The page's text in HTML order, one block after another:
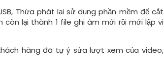
Thừa phát lại sử dụng phần mềm để cắt
lại thành 1 file ghi âm mới rồi mới lập vi
hàng đã tự ý sửa lượt xem của video,